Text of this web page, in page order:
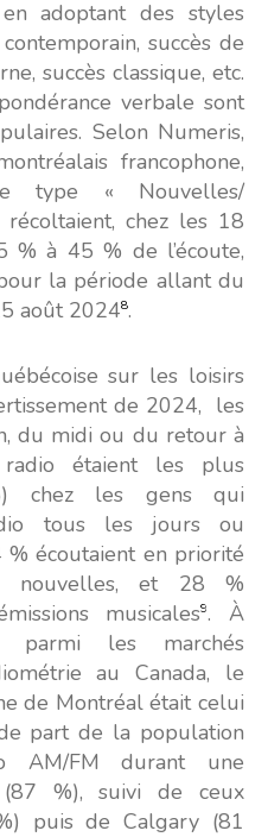
adoptant des styles
succès de
succès classique, etc.
verbale sont
Selon Numeris,
francophone,
type « Nouvelles/
récoltaient, chez les 18
% à 45 % de l’écoute,
la période allant du
août 20248.
sur les loisirs
de 2024, les
du midi ou du retour à
étaient les plus
chez les gens qui
tous les jours ou
% écoutaient en priorité
nouvelles, et 28 %
musicales9. À
parmi les marchés
au Canada, le
de Montréal était celui
part de la population
AM/FM durant une
(87 %), suivi de ceux
puis de Calgary (81